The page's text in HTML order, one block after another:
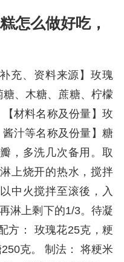
怎么做好吃，
充、资料来源】玫瑰
、木糖、蔗糖、柠檬
材料名称及份量】玫
汁等名称及份量】糖
，多洗几次备用。取
上烧开的热水，搅拌
中火搅拌至滚後，入
淋上剩下的1/3。待凝
方： 玫瑰花25克，粳
克。 制法： 将粳米